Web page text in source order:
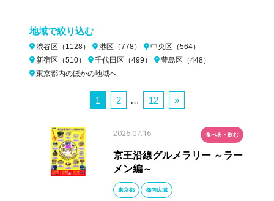
地域で絞り込む
渋谷区（1128） 港区（778）
中央区（564）
新宿区（510）
千代田区（499）
豊島区（448）
東京都内のほかの地域へ
1 2 … 12 »
2026.07.16 食べる・飲む
京王沿線グルメラリー ～ラー
メン編～
東京都 都内広域